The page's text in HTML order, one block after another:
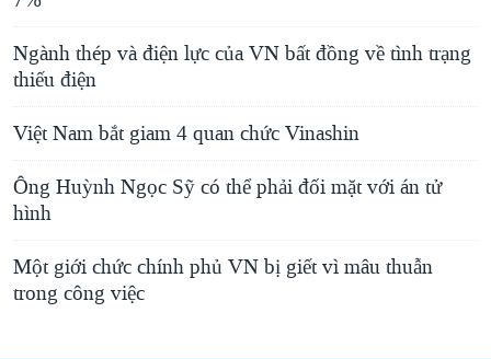
Ngành thép và điện lực của VN bất đồng về tình trạng
thiếu điện
Việt Nam bắt giam 4 quan chức Vinashin
Ông Huỳnh Ngọc Sỹ có thể phải đối mặt với án tử
hình
Một giới chức chính phủ VN bị giết vì mâu thuẫn
trong công việc